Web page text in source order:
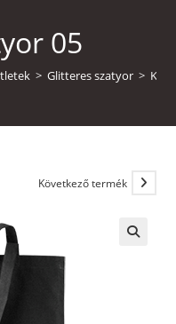
05
> Glitteres szatyor >
Következő termék